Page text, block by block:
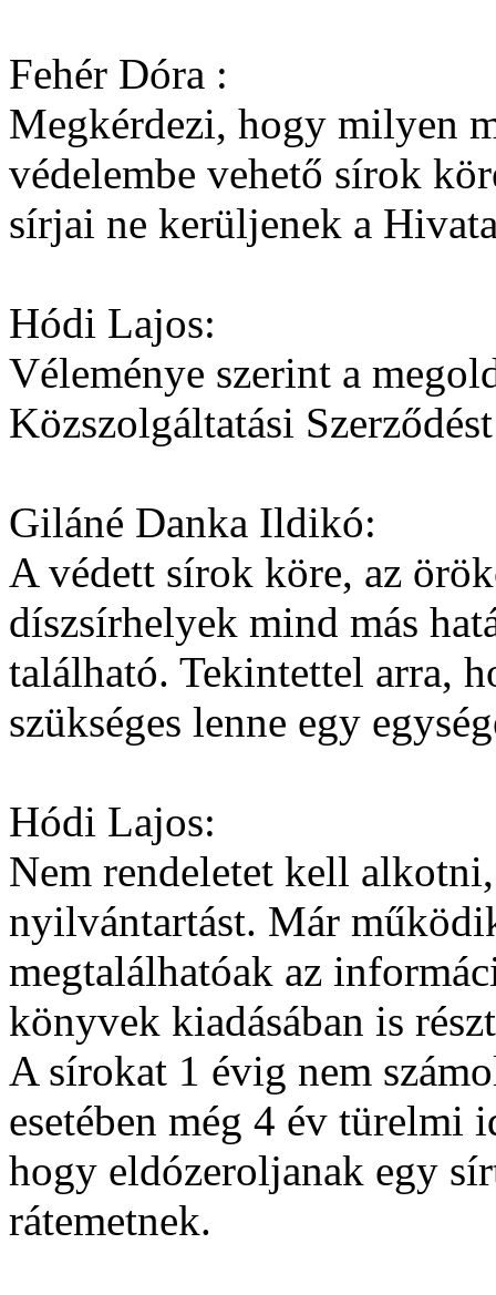
Fehér Dóra :
Megkérdezi, hogy milyen
védelembe vehető sírok
sírjai ne kerüljenek a
Hódi Lajos:
Véleménye szerint a
Közszolgáltatási
Giláné Danka Ildikó:
A védett sírok köre, az
díszsírhelyek mind más
található. Tekintettel arra,
szükséges lenne egy
Hódi Lajos:
Nem rendeletet kell
nyilvántartást. Már
megtalálhatóak az
könyvek kiadásában is
A sírokat 1 évig nem
esetében még 4 év türelmi
hogy eldózeroljanak egy
rátemetnek.